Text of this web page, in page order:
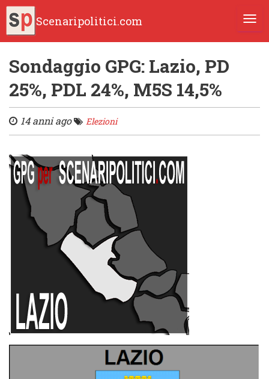
Scenaripolitici.com
Sondaggio GPG: Lazio, PD
25%, PDL 24%, M5S 14,5%
14 anni ago Elezioni